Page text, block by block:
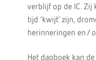
verblijf op de IC. Zij
tijd ‘kwijt’ zijn,
herinneringen en /
Het dagboek kan